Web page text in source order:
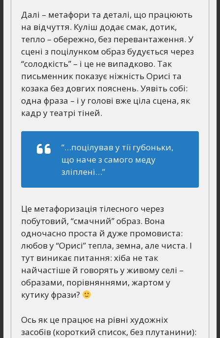
Далі – метафори та деталі, що працюють
на відчуття. Куліш додає смак, дотик,
тепло – обережно, без перевантаження. У
сцені з поцілунком образ будується через
“солодкість” – і це не випадково. Так
письменник показує ніжність Орисі та
козака без довгих пояснень. Уявіть собі:
одна фраза – і у голові вже ціла сцена, як
кадр у театрі тіней.
“…поцілував у тії губоньки,
що наче з самого меду
зліплені…”
Це метафоризація тілесного через
побутовий, “смачний” образ. Вона
одночасно проста й дуже промовиста:
любов у “Орисі” тепла, земна, але чиста. І
тут виникає питання: хіба не так
найчастіше й говорять у живому селі –
образами, порівняннями, жартом у
кутику фрази?
Ось як це працює на рівні художніх
засобів (короткий список, без плутанини):